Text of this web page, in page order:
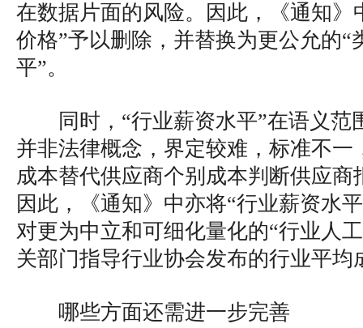
在数据片面的风险。因此，《通知》
价格”予以删除，并替换为更公允的“
平”。
同时，“行业薪资水平”在语义
并非法律概念，界定较难，标准不一
成本替代供应商个别成本判断供应商
因此，《通知》中亦将“行业薪资水
对更为中立和可细化量化的“行业人
关部门指导行业协会发布的行业平均
哪些方面还需进一步完善